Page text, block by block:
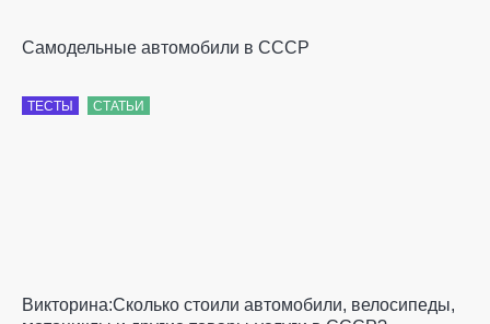
Самодельные автомобили в СССР
ТЕСТЫ СТАТЬИ
Викторина:Сколько стоили автомобили, велосипеды,